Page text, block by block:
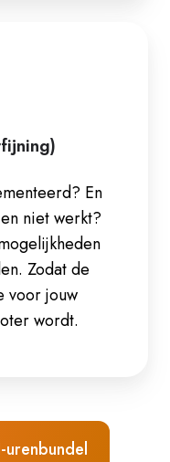
En
niet werkt?
Zodat de
voor jouw
wordt.
urenbundel